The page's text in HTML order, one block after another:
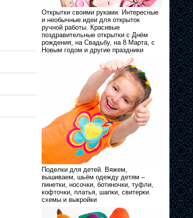
Открытки своими руками. Интересные
и необычные идеи для открыток
ручной работы. Красивые
поздравительные открытки с Днём
рождения, на Свадьбу, на 8 Марта, с
Новым годом и другие праздники
Поделки для детей. Вяжем,
вышиваем, шьём одежду детям –
пинетки, носочки, ботиночки, туфли,
кофточки, платья, шапки, свитерки.
схемы и выкройки